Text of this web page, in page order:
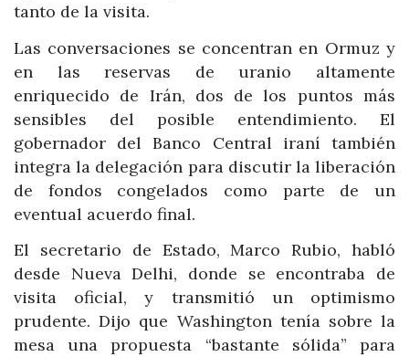
tanto de la visita.
Las conversaciones se concentran en Ormuz y
en las reservas de uranio altamente
enriquecido de Irán, dos de los puntos más
sensibles del posible entendimiento. El
gobernador del Banco Central iraní también
integra la delegación para discutir la liberación
de fondos congelados como parte de un
eventual acuerdo final.
El secretario de Estado, Marco Rubio, habló
desde Nueva Delhi, donde se encontraba de
visita oficial, y transmitió un optimismo
prudente. Dijo que Washington tenía sobre la
mesa una propuesta “bastante sólida” para